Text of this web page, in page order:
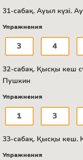
31-сабақ. Ауыл күзі.
Упражнения
3 4
32-сабақ. Қысқы кеш
Пушкин
Упражнения
1 3
33-сабақ. Қысқы
Упражнения